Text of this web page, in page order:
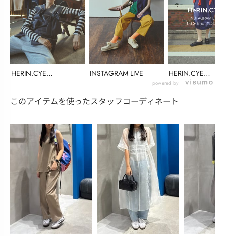
HERIN.CYE
INSTAGRAM LIVE
HERIN.CYE
INSTALIVE(...
powered by
このアイテムを使ったスタッフコーディネート